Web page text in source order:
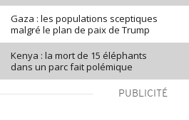
Gaza : les populations sceptiques
malgré le plan de paix de Trump
Kenya : la mort de 15 éléphants
dans un parc fait polémique
PUBLICITÉ